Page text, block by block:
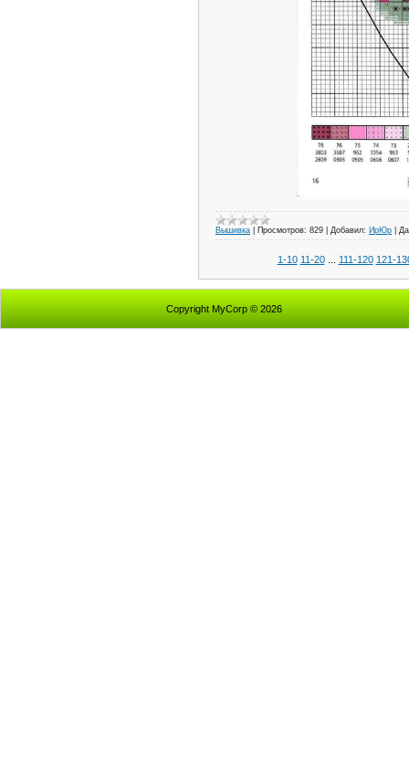
Вышивка Просмотров: 829 Добавил: ИрЮр
1-10 11-20 111-120 121-
Copyright MyCorp © 2026